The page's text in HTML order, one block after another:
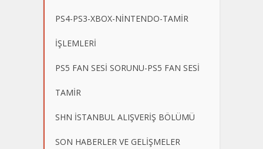
PS4-PS3-XBOX-NİNTENDO-TAMİR
İŞLEMLERİ
PS5 FAN SESİ SORUNU-PS5 FAN SESİ
TAMİR
SHN İSTANBUL ALIŞVERİŞ BÖLÜMÜ
SON HABERLER VE GELİŞMELER